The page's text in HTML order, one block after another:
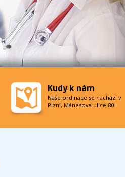
Kudy k nám
Naše ordinace se nachází v
Plzni, Mánesova ulice 80